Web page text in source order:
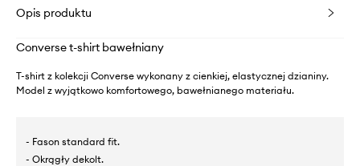
Opis produktu
Converse t-shirt bawełniany
T-shirt z kolekcji Converse wykonany z cienkiej, elastycznej dzianiny.
Model z wyjątkowo komfortowego, bawełnianego materiału.
- Fason standard fit.
- Okrągły dekolt.